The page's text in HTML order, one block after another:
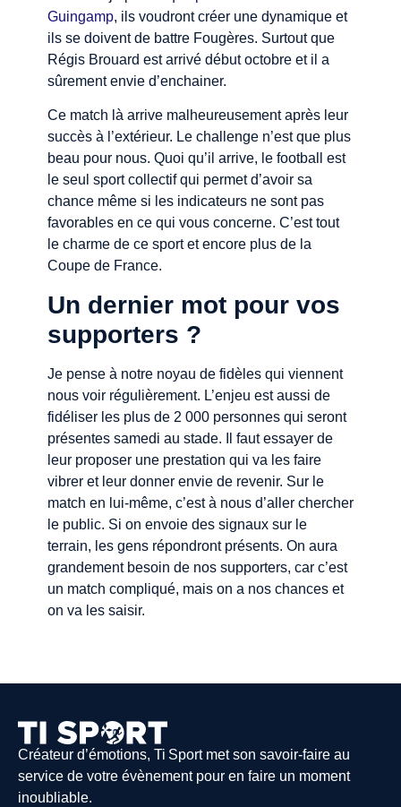
Guingamp, ils voudront créer une dynamique et
ils se doivent de battre Fougères. Surtout que
Régis Brouard est arrivé début octobre et il a
sûrement envie d’enchainer.
Ce match là arrive malheureusement après leur
succès à l’extérieur. Le challenge n’est que plus
beau pour nous. Quoi qu’il arrive, le football est
le seul sport collectif qui permet d’avoir sa
chance même si les indicateurs ne sont pas
favorables en ce qui vous concerne. C’est tout
le charme de ce sport et encore plus de la
Coupe de France.
Un dernier mot pour vos
supporters ?
Je pense à notre noyau de fidèles qui viennent
nous voir régulièrement. L’enjeu est aussi de
fidéliser les plus de 2 000 personnes qui seront
présentes samedi au stade. Il faut essayer de
leur proposer une prestation qui va les faire
vibrer et leur donner envie de revenir. Sur le
match en lui-même, c’est à nous d’aller chercher
le public. Si on envoie des signaux sur le
terrain, les gens répondront présents. On aura
grandement besoin de nos supporters, car c’est
un match compliqué, mais on a nos chances et
on va les saisir.
Créateur d’émotions, Ti Sport met son savoir-faire au
service de votre évènement pour en faire un moment
inoubliable.